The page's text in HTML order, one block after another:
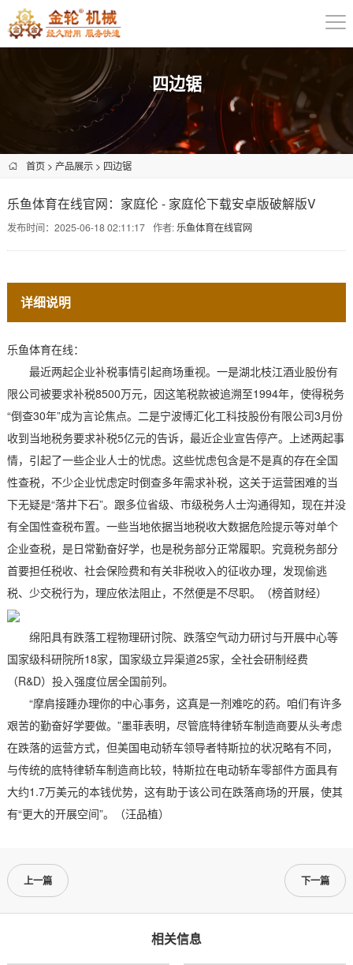
四边锯
首页> 产品展示> 四边锯
乐鱼体育在线官网：家庭伦 - 家庭伦下载安卓版破解版V
发布时间：2025-06-18 02:11:17 作者: 乐鱼体育在线官网
详细说明
乐鱼体育在线：
最近两起企业补税事情引起商场重视。一是湖北枝江酒业股份有
限公司被要求补税8500万元，因这笔税款被追溯至1994年，使得税务
“倒查30年”成为言论焦点。二是宁波博汇化工科技股份有限公司3月份
收到当地税务要求补税5亿元的告诉，最近企业宣告停产。上述两起事
情，引起了一些企业人士的忧虑。这些忧虑包含是不是真的存在全国
性查税，不少企业忧虑定时倒查多年需求补税，这关于运营困难的当
下无疑是“落井下石”。跟多位省级、市级税务人士沟通得知，现在并没
有全国性查税布置。一些当地依据当地税收大数据危险提示等对单个
企业查税，是日常勤奋好学，也是税务部分正常履职。究竟税务部分
首要担任税收、社会保险费和有关非税收入的征收办理，发现偷逃
税、少交税行为，理应依法阻止，不然便是不尽职。（榜首财经）
绵阳具有跌落工程物理研讨院、跌落空气动力研讨与开展中心等
国家级科研院所18家，国家级立异渠道25家，全社会研制经费
（R&D）投入强度位居全国前列。
“摩肩接踵办理你的中心事务，这真是一剂难吃的药。咱们有许多
艰苦的勤奋好学要做。”墨菲表明，尽管底特律轿车制造商要从头考虑
在跌落的运营方式，但美国电动轿车领导者特斯拉的状况略有不同，
与传统的底特律轿车制造商比较，特斯拉在电动轿车零部件方面具有
大约1.7万美元的本钱优势，这有助于该公司在跌落商场的开展，使其
有“更大的开展空间”。（汪品植）
上一篇 下一篇
相关信息